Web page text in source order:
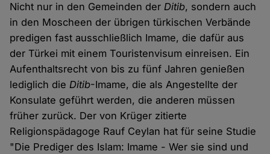
Nicht nur in den Gemeinden derDitib, sondern auch
in den Moscheen der übrigen türkischen Verbände
predigen fast ausschließlich Imame, die dafür aus
der Türkei mit einem Touristenvisum einreisen. Ein
Aufenthaltsrecht von bis zu fünf Jahren genießen
lediglich dieDitib-Imame, die als Angestellte der
Konsulate geführt werden, die anderen müssen
früher zurück. Der von Krüger zitierte
Religionspädagoge Rauf Ceylan hat für seine Studie
"Die Prediger des Islam: Imame - Wer sie sind und